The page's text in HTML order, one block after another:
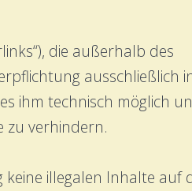
die außerhalb des
ausschließlich
ihm technisch möglich
zu verhindern.
illegalen Inhalte auf